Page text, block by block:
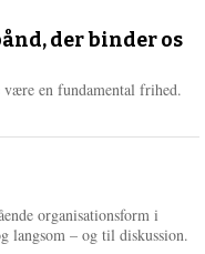
der binder os
en fundamental frihed.
organisationsform i
langsom – og til diskussion.